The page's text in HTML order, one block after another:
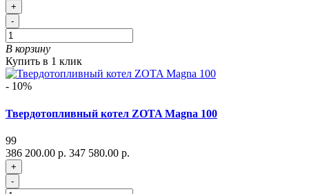
+
-
В корзину
Купить в 1 клик
- 10%
Твердотопливный котел ZOTA Magna 100
99
386 200.00 р. 347 580.00 р.
+
-